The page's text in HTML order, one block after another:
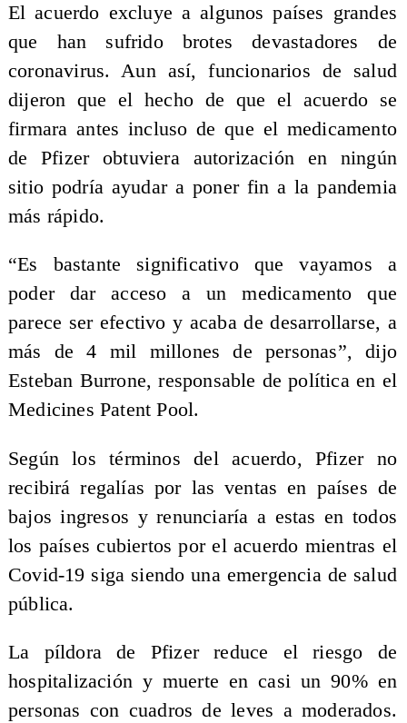
El acuerdo excluye a algunos países grandes
que han sufrido brotes devastadores de
coronavirus. Aun así, funcionarios de salud
dijeron que el hecho de que el acuerdo se
firmara antes incluso de que el medicamento
de Pfizer obtuviera autorización en ningún
sitio podría ayudar a poner fin a la pandemia
más rápido.
“Es bastante significativo que vayamos a
poder dar acceso a un medicamento que
parece ser efectivo y acaba de desarrollarse, a
más de 4 mil millones de personas”, dijo
Esteban Burrone, responsable de política en el
Medicines Patent Pool.
Según los términos del acuerdo, Pfizer no
recibirá regalías por las ventas en países de
bajos ingresos y renunciaría a estas en todos
los países cubiertos por el acuerdo mientras el
Covid-19 siga siendo una emergencia de salud
pública.
La píldora de Pfizer reduce el riesgo de
hospitalización y muerte en casi un 90% en
personas con cuadros de leves a moderados.